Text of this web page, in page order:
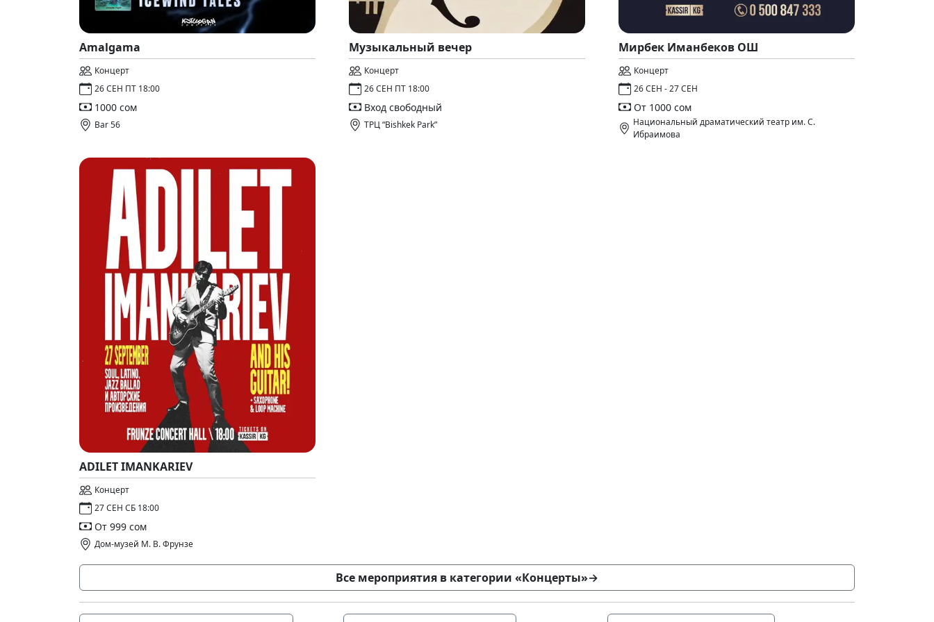
Amalgama
Концерт
26 СЕН ПТ 18:00
1000 сом
Bar 56
Музыкальный вечер
Концерт
26 СЕН ПТ 18:00
Вход свободный
ТРЦ “Bishkek Park”
Мирбек Иманбеков ОШ
Концерт
26 СЕН - 27 СЕН
От 1000 сом
Национальный драматический театр им. С.
Ибраимова
ADILET IMANKARIEV
Концерт
27 СЕН СБ 18:00
От 999 сом
Дом-музей М. В. Фрунзе
Все мероприятия в категории «Концерты»→